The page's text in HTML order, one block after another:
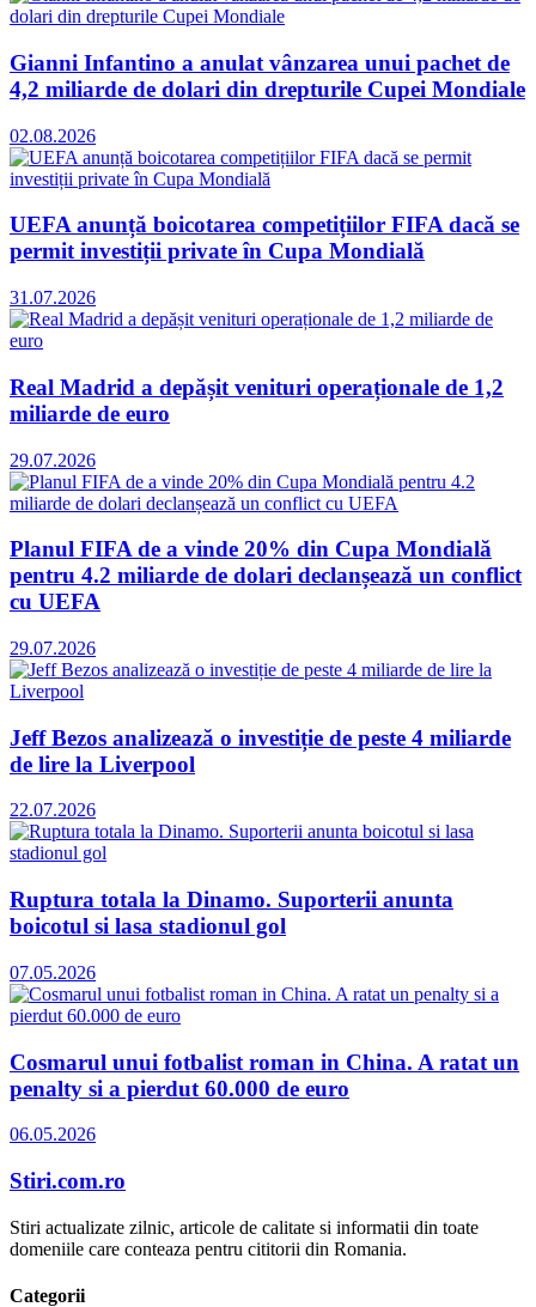
Gianni Infantino a anulat vânzarea unui pachet de
4,2 miliarde de dolari din drepturile Cupei Mondiale
02.08.2026
UEFA anunță boicotarea competițiilor FIFA dacă se
permit investiții private în Cupa Mondială
31.07.2026
Real Madrid a depășit venituri operaționale de 1,2
miliarde de euro
29.07.2026
Planul FIFA de a vinde 20% din Cupa Mondială
pentru 4.2 miliarde de dolari declanșează un conflict
cu UEFA
29.07.2026
Jeff Bezos analizează o investiție de peste 4 miliarde
de lire la Liverpool
22.07.2026
Ruptura totala la Dinamo. Suporterii anunta
boicotul si lasa stadionul gol
07.05.2026
Cosmarul unui fotbalist roman in China. A ratat un
penalty si a pierdut 60.000 de euro
06.05.2026
Stiri.com.ro
Stiri actualizate zilnic, articole de calitate si informatii din toate
domeniile care conteaza pentru cititorii din Romania.
Categorii